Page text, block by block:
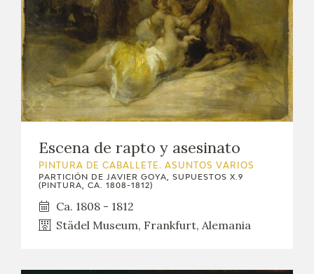
Escena de rapto y asesinato
PINTURA DE CABALLETE. ASUNTOS VARIOS
PARTICIÓN DE JAVIER GOYA, SUPUESTOS X.9
(PINTURA, CA. 1808-1812)
Ca. 1808 - 1812
Städel Museum, Frankfurt, Alemania